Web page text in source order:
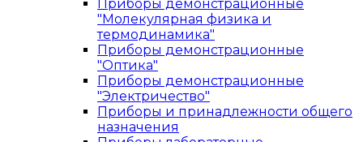
Приборы демонстрационные
"Молекулярная физика и
термодинамика"
Приборы демонстрационные
"Оптика"
Приборы демонстрационные
"Электричество"
Приборы и принадлежности общего
назначения